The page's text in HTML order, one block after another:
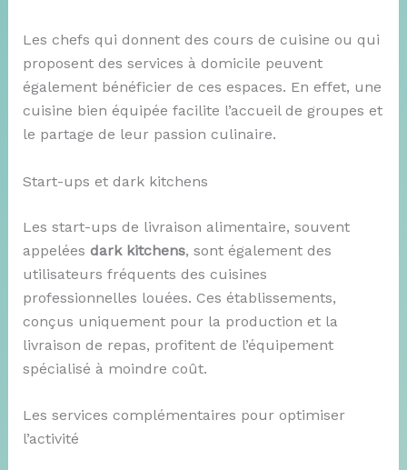
Les chefs qui donnent des cours de cuisine ou qui
proposent des services à domicile peuvent
également bénéficier de ces espaces. En effet, une
cuisine bien équipée facilite l’accueil de groupes et
le partage de leur passion culinaire.
Start-ups et dark kitchens
Les start-ups de livraison alimentaire, souvent
appelées dark kitchens, sont également des
utilisateurs fréquents des cuisines
professionnelles louées. Ces établissements,
conçus uniquement pour la production et la
livraison de repas, profitent de l’équipement
spécialisé à moindre coût.
Les services complémentaires pour optimiser
l’activité